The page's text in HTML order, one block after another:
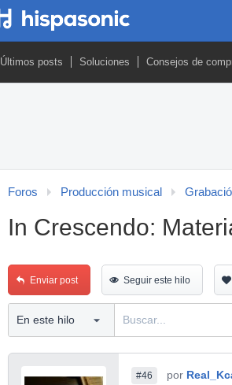
Últimos posts Soluciones Consejos de
Foros Producción musical
In Crescendo:
Enviar post Seguir este hilo
#46 por